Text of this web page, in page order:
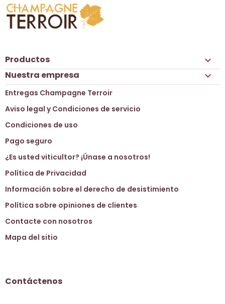
Productos 
Nuestra empresa 
Entregas Champagne Terroir
Aviso legal y Condiciones de servicio
Condiciones de uso
Pago seguro
¿Es usted viticultor? ¡Únase a nosotros!
Política de Privacidad
Información sobre el derecho de desistimiento
Política sobre opiniones de clientes
Contacte con nosotros
Mapa del sitio
Contáctenos